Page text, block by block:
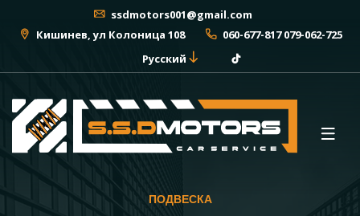
ssdmotors001@gmail.com
Кишинев, ул Колоница 108
060-677-817 079-062-725
Русский
ПОДВЕСКА